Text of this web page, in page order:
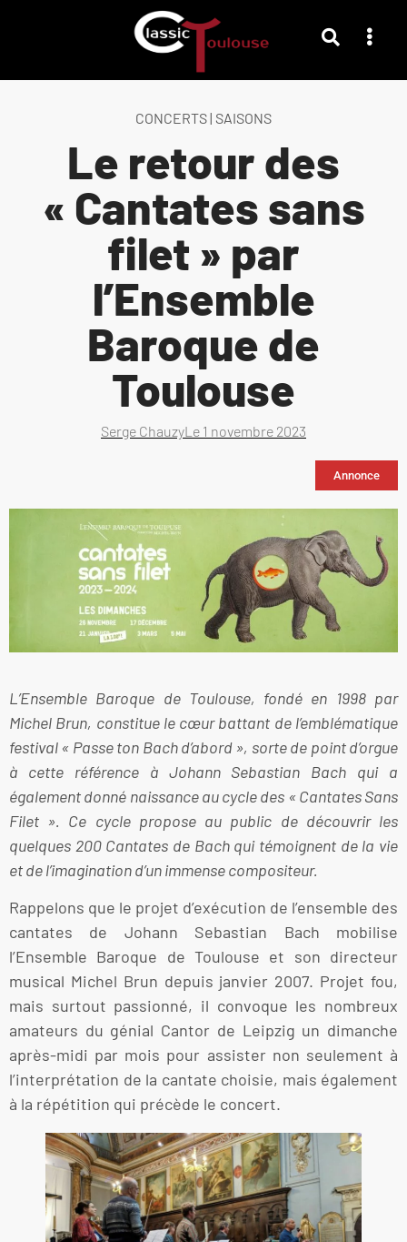
CONCERTS| SAISONS
Le retour des
« Cantates sans
filet » par
l’Ensemble
Baroque de
Toulouse
Serge ChauzyLe 1 novembre 2023
Annonce
L’Ensemble Baroque de Toulouse, fondé en 1998 par
Michel Brun, constitue le cœur battant de l’emblématique
festival « Passe ton Bach d’abord », sorte de point d’orgue
à cette référence à Johann Sebastian Bach qui a
également donné naissance au cycle des « Cantates Sans
Filet ». Ce cycle propose au public de découvrir les
quelques 200 Cantates de Bach qui témoignent de la vie
et de l’imagination d’un immense compositeur.
Rappelons que le projet d’exécution de l’ensemble des
cantates de Johann Sebastian Bach mobilise
l’Ensemble Baroque de Toulouse et son directeur
musical Michel Brun depuis janvier 2007. Projet fou,
mais surtout passionné, il convoque les nombreux
amateurs du génial Cantor de Leipzig un dimanche
après-midi par mois pour assister non seulement à
l’interprétation de la cantate choisie, mais également
à la répétition qui précède le concert.